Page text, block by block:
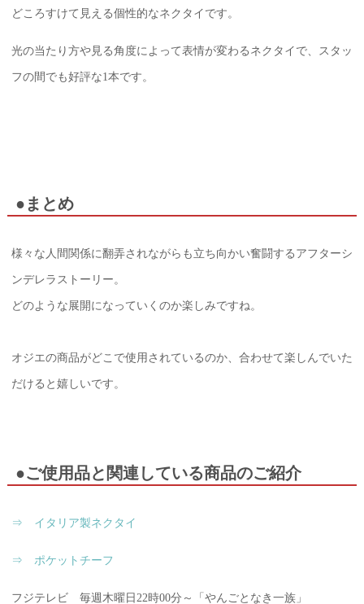
どころすけて見える個性的なネクタイです。
光の当たり方や見る角度によって表情が変わるネクタイで、スタッ
フの間でも好評な1本です。
●まとめ
様々な人間関係に翻弄されながらも立ち向かい奮闘するアフターシ
ンデレラストーリー。
どのような展開になっていくのか楽しみですね。
オジエの商品がどこで使用されているのか、合わせて楽しんでいた
だけると嬉しいです。
●ご使用品と関連している商品のご紹介
⇒ イタリア製ネクタイ
⇒ ポケットチーフ
フジテレビ 毎週木曜日22時00分～「やんごとなき一族」